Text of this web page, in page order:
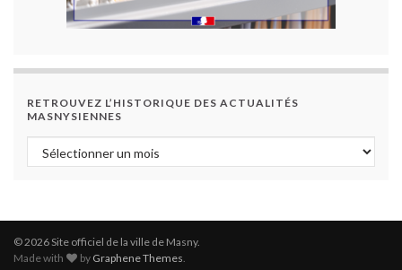
RETROUVEZ L’HISTORIQUE DES ACTUALITÉS
MASNYSIENNES
Retrouvez l’historique des actualités masnysiennes
© 2026 Site officiel de la ville de Masny.
Made with
by Graphene Themes.